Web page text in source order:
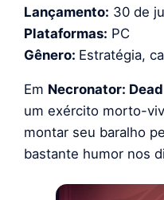
Lançamento: 30 de
Plataformas: PC
Gênero: Estratégia,
Em Necronator:
um exército morto-
montar seu baralho
bastante humor nos